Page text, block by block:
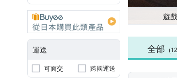
運送
可面交 跨國運送
遊
全部